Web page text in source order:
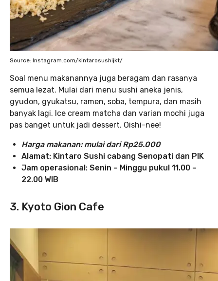
Source: Instagram.com/kintarosushijkt/
Soal menu makanannya juga beragam dan rasanya
semua lezat. Mulai dari menu sushi aneka jenis,
gyudon, gyukatsu, ramen, soba, tempura, dan masih
banyak lagi. Ice cream matcha dan varian mochi juga
pas banget untuk jadi dessert. Oishi-nee!
Harga makanan: mulai dari Rp25.000
Alamat: Kintaro Sushi cabang Senopati dan PIK
Jam operasional: Senin – Minggu pukul 11.00 –
22.00 WIB
3. Kyoto Gion Cafe